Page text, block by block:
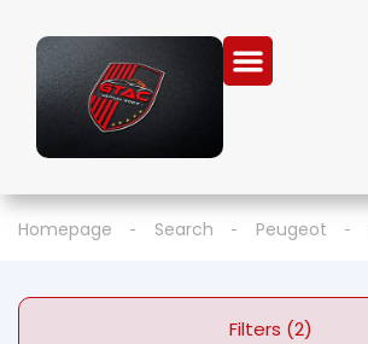
Homepage Search Peugeot
Filters (2)